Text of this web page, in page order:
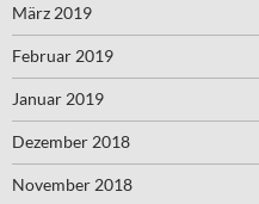
März 2019
Februar 2019
Januar 2019
Dezember 2018
November 2018